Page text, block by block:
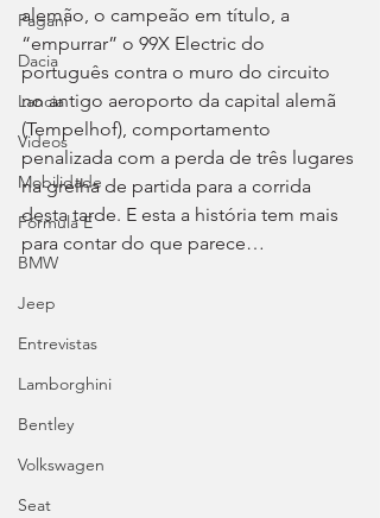
Pagani
Dacia
Lancia
Videos
Mobilidade
Fórmula E
BMW
Jeep
Entrevistas
Lamborghini
Bentley
Volkswagen
Seat
alemão, o campeão em título, a
“empurrar” o 99X Electric do
português contra o muro do circuito
no antigo aeroporto da capital alemã
(Tempelhof), comportamento
penalizada com a perda de três lugares
na grelha de partida para a corrida
desta tarde. E esta a história tem mais
para contar do que parece…